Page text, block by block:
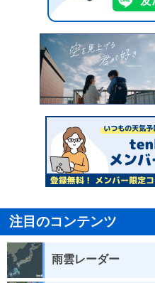
注目のコンテンツ
雨雲レーダー